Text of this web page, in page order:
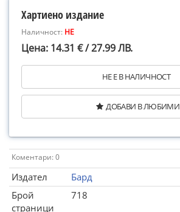
Хартиено издание
Наличност: НЕ
Цена: 14.31 € / 27.99 ЛВ.
НЕ Е В НАЛИЧНОСТ
ДОБАВИ В ЛЮБИМИ
Коментари: 0
Издател
Бард
Брой
страници
718